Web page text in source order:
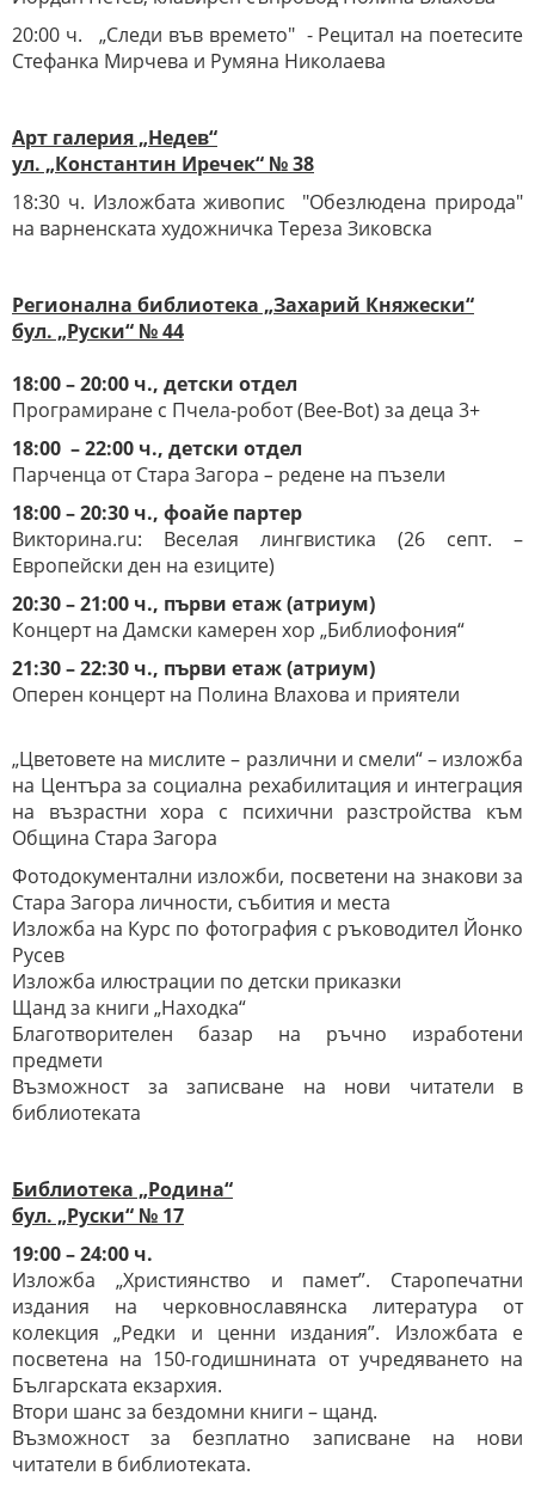
20:00 ч. „Следи във времето" - Рецитал на поетесите
Стефанка Мирчева и Румяна Николаева
Арт галерия „Недев“
ул. „Константин Иречек“ № 38
18:30 ч. Изложбата живопис "Обезлюдена природа"
на варненската художничка Тереза Зиковска
Регионална библиотека „Захарий Княжески“
бул. „Руски“ № 44
18:00 – 20:00 ч., детски отдел
Програмиране с Пчела-робот (Bee-Bot) за деца 3+
18:00 – 22:00 ч., детски отдел
Парченца от Стара Загора – редене на пъзели
18:00 – 20:30 ч., фоайе партер
Викторина.ru: Веселая лингвистика (26 септ. –
Европейски ден на езиците)
20:30 – 21:00 ч., първи етаж (атриум)
Концерт на Дамски камерен хор „Библиофония“
21:30 – 22:30 ч., първи етаж (атриум)
Оперен концерт на Полина Влахова и приятели
„Цветовете на мислите – различни и смели“ – изложба
на Центъра за социална рехабилитация и интеграция
на възрастни хора с психични разстройства към
Община Стара Загора
Фотодокументални изложби, посветени на знакови за
Стара Загора личности, събития и места
Изложба на Курс по фотография с ръководител Йонко
Русев
Изложба илюстрации по детски приказки
Щанд за книги „Находка“
Благотворителен базар на ръчно изработени
предмети
Възможност за записване на нови читатели в
библиотеката
Библиотека „Родина“
бул. „Руски“ № 17
19:00 – 24:00 ч.
Изложба „Християнство и памет”. Старопечатни
издания на черковнославянска литература от
колекция „Редки и ценни издания”. Изложбата е
посветена на 150-годишнината от учредяването на
Българската екзархия.
Втори шанс за бездомни книги – щанд.
Възможност за безплатно записване на нови
читатели в библиотеката.